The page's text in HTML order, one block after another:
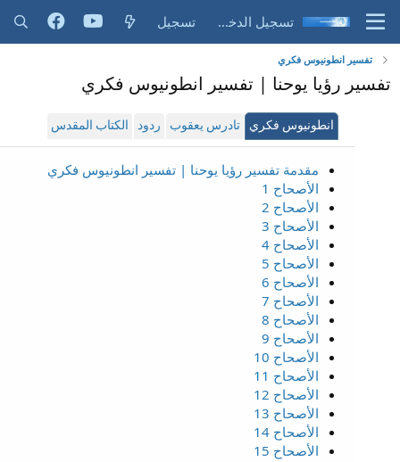
تسجيل الدخول تسجيل
تفسير انطونيوس فكري
تفسير رؤيا يوحنا | تفسير انطونيوس فكري
انطونيوس فكري تادرس يعقوب ردود الكتاب المقدس
مقدمة تفسير رؤيا يوحنا | تفسير انطونيوس فكري
الأصحاح 1
الأصحاح 2
الأصحاح 3
الأصحاح 4
الأصحاح 5
الأصحاح 6
الأصحاح 7
الأصحاح 8
الأصحاح 9
الأصحاح 10
الأصحاح 11
الأصحاح 12
الأصحاح 13
الأصحاح 14
الأصحاح 15